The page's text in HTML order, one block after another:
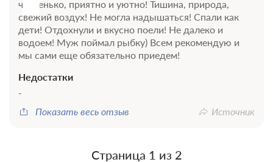
чистенько, приятно и уютно! Тишина, природа,
свежий воздух! Не могла надышаться! Спали как
дети! Отдохнули и вкусно поели! Не далеко и
водоем! Муж поймал рыбку) Всем рекомендую и
мы сами еще обязательно приедем!
Недостатки
-
Показать весь отзыв
Источник
Страница 1 из 2